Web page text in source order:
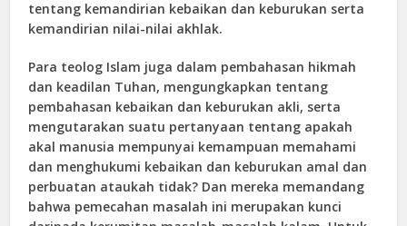
tentang kemandirian kebaikan dan keburukan serta
kemandirian nilai-nilai akhlak.
Para teolog Islam juga dalam pembahasan hikmah
dan keadilan Tuhan, mengungkapkan tentang
pembahasan kebaikan dan keburukan akli, serta
mengutarakan suatu pertanyaan tentang apakah
akal manusia mempunyai kemampuan memahami
dan menghukumi kebaikan dan keburukan amal dan
perbuatan ataukah tidak? Dan mereka memandang
bahwa pemecahan masalah ini merupakan kunci